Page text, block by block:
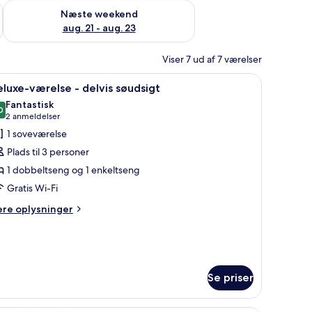
14 - aug. 16
Næste weekend
aug. 21 - aug. 23
Tjek tilgængelighed for næste weekend aug. 21 - aug. 23
Viser 7 ud af 7 værelser
et fjernsyn og et stort spejl.Et hotelværelse med seng, skrivebord med
6 værelse - delvis søudsigt
ud af 10
Fantastisk
2 anmeldelser
(2
anmeldelser)
1 soveværelse
Plads til 3 personer
1 dobbeltseng og 1 enkeltseng
Gratis Wi-Fi
oplysninger
Se priser